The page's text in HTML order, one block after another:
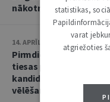
nākotne”
14. APRĪLIS • 10:13
Pirmdien plēnumā –
tiesas priekšsēdētāja
kandidāta izvirzīšana un
vēlēšanas
statistikas,
varat
atgriežoties